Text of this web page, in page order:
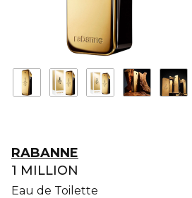
RABANNE
1 MILLION
Eau de Toilette